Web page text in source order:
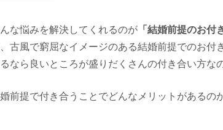
な悩みを解決してくれるのが 「結婚前提のお付
、古風で窮屈なイメージのある結婚前提でのお付
なら良いところが盛りだくさんの付き合い方な
前提で付き合うことでどんなメリットがあるの